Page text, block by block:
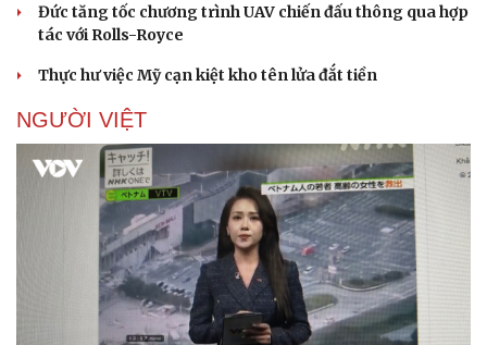
Đức tăng tốc chương trình UAV chiến đấu thông qua hợp
tác với Rolls-Royce
Thực hư việc Mỹ cạn kiệt kho tên lửa đắt tiền
NGƯỜI VIỆT